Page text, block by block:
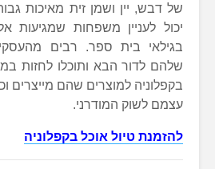
של דבש, יין ושמן זית מאיכות
יכול לעניין משפחות שמגיעות
בגילאי בית ספר. רבים
שלהם לדור הבא ותוכלו לחזות
בקפלוניה למוצרים שהם מייצרים
עצמם לשוק המודרני.
להזמנת טיול אוכל בקפלוניה